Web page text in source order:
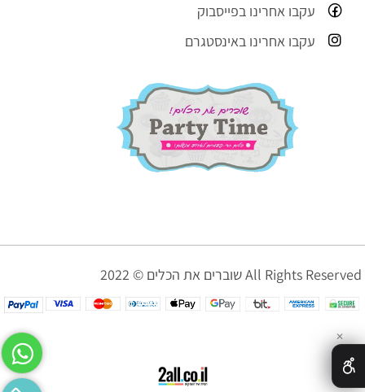
עקבו אחרינו בפייסבוק
עקבו אחרינו באינסטגרם
שוברים את הכלים © 2022 All Rights Reserved
✕